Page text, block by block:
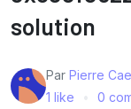
solution
Par Pierre
1 like
0